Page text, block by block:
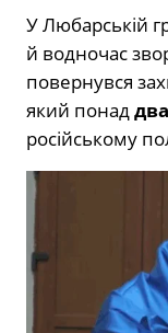
У Любарській
й водночас
повернувся
який понад
російському